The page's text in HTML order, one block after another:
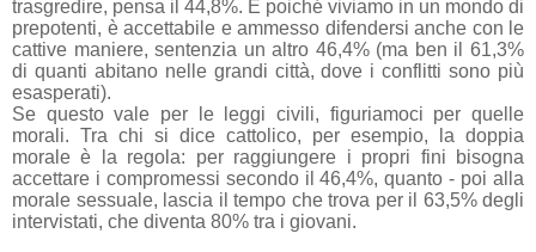
trasgredire, pensa il 44,8%. E poiché viviamo in un mondo di
prepotenti, è accettabile e ammesso difendersi anche con le
cattive maniere, sentenzia un altro 46,4% (ma ben il 61,3%
di quanti abitano nelle grandi città, dove i conflitti sono più
esasperati).
Se questo vale per le leggi civili, figuriamoci per quelle
morali. Tra chi si dice cattolico, per esempio, la doppia
morale è la regola: per raggiungere i propri fini bisogna
accettare i compromessi secondo il 46,4%, quanto - poi alla
morale sessuale, lascia il tempo che trova per il 63,5% degli
intervistati, che diventa 80% tra i giovani.